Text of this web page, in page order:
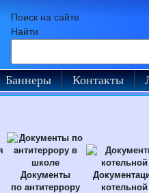
Поиск на сайте
Найти
Баннеры Контакты
Документы
по антитеррору
котельной